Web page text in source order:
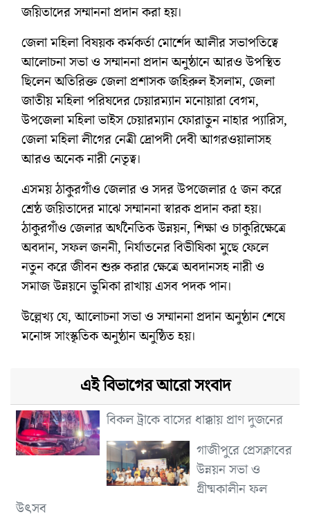
জয়িতাদের সম্মাননা প্রদান করা হয়।
জেলা মহিলা বিষয়ক কর্মকর্তা মোর্শেদ আলীর সভাপতিত্বে
আলোচনা সভা ও সম্মাননা প্রদান অনুষ্ঠানে আরও উপস্থিত
ছিলেন অতিরিক্ত জেলা প্রশাসক জহিরুল ইসলাম, জেলা
জাতীয় মহিলা পরিষদের চেয়ারম্যান মনোয়ারা বেগম,
উপজেলা মহিলা ভাইস চেয়ারম্যান ফোরাতুন নাহার প্যারিস,
জেলা মহিলা লীগের নেত্রী দ্রোপদী দেবী আগরওয়ালাসহ
আরও অনেক নারী নেতৃত্ব।
এসময় ঠাকুরগাঁও জেলার ও সদর উপজেলার ৫ জন করে
শ্রেষ্ঠ জয়িতাদের মাঝে সম্মাননা স্বারক প্রদান করা হয়।
ঠাকুরগাঁও জেলার অর্থনৈতিক উন্নয়ন, শিক্ষা ও চাকুরিক্ষেত্রে
অবদান, সফল জননী, নির্যাতনের বিভীষিকা মুছে ফেলে
নতুন করে জীবন শুরু করার ক্ষেত্রে অবদানসহ নারী ও
সমাজ উন্নয়নে ভুমিকা রাখায় এসব পদক পান।
উল্লেখ্য যে, আলোচনা সভা ও সম্মাননা প্রদান অনুষ্ঠান শেষে
মনোঙ্গ সাংস্কৃতিক অনুষ্ঠান অনুষ্ঠিত হয়।
এই বিভাগের আরো সংবাদ
বিকল ট্রাকে বাসের ধাক্কায় প্রাণ দুজনের
গাজীপুরে প্রেসক্লাবের
উন্নয়ন সভা ও
গ্রীষ্মকালীন ফল
উৎসব